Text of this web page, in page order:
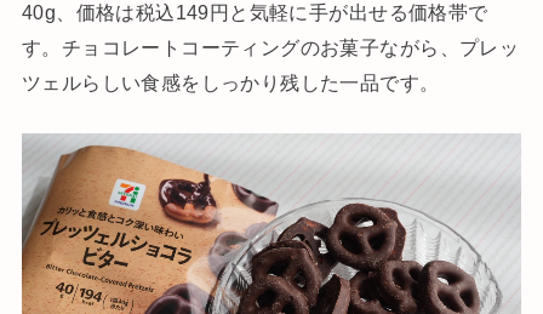
40g、価格は税込149円と気軽に手が出せる価格帯で
す。チョコレートコーティングのお菓子ながら、プレッ
ツェルらしい食感をしっかり残した一品です。